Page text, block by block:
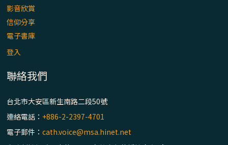
主教座堂(下)
「禧年 來~」第十四集：續談《在希望中得
救》通諭中的「希望」 / 花蓮美崙進教之佑
影音欣賞
信仰分享
電子書庫
登入
聯絡我們
台北市大安區新生南路二段50號
連絡電話： +886-2-2397-4701
電子郵件：cath.voice@msa.hinet.net